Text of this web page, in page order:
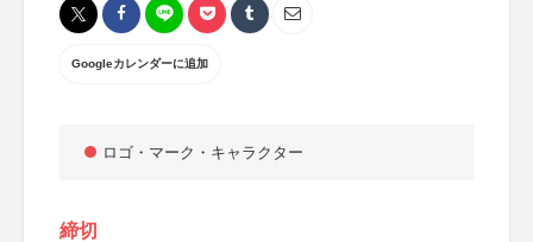
Googleカレンダーに追加
ロゴ・マーク・キャラクター
締切